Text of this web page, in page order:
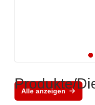
Alle anzeigen
Produkte/